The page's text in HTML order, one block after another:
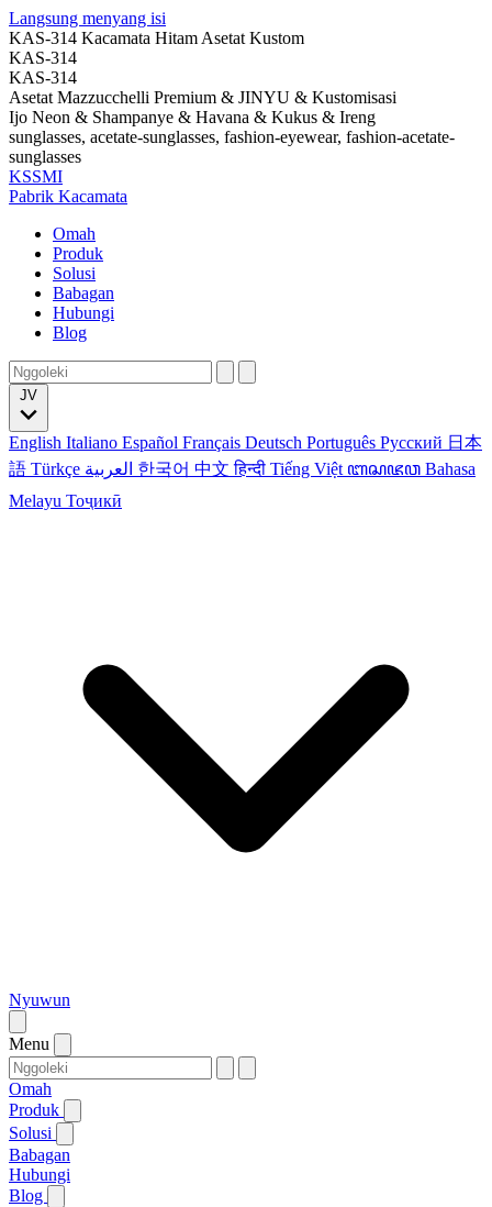
Langsung menyang isi
KAS-314 Kacamata Hitam Asetat Kustom
KAS-314
KAS-314
Asetat Mazzucchelli Premium & JINYU & Kustomisasi
Ijo Neon & Shampanye & Havana & Kukus & Ireng
sunglasses, acetate-sunglasses, fashion-eyewear, fashion-acetate-
sunglasses
KSSMI
Pabrik Kacamata
Omah
Produk
Solusi
Babagan
Hubungi
Blog
English Italiano Español Français Deutsch Português Русский 日本
語 Türkçe 한국어 中文हिन्दी Tiếng Việt ꦧꦱꦗꦮ Bahasa
Melayu Тоҷикӣ
Nyuwun
Menu
Omah
Produk
Solusi
Babagan
Hubungi
Blog